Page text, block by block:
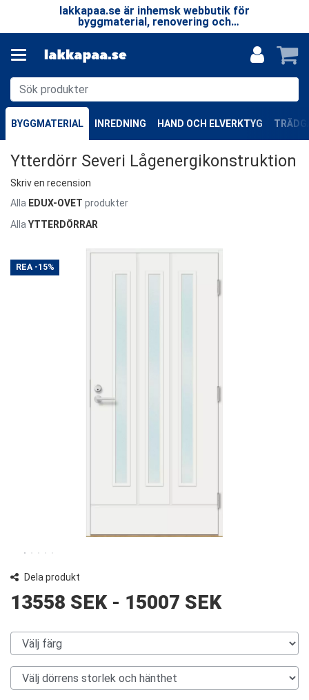
lakkapaa.se är inhemsk webbutik för
byggmaterial, renovering och
specialprodukter.
BYGGMATERIAL INREDNING HAND OCH ELVERKTYG
Ytterdörr Severi Lågenergikonstruktion
Skriv en recension
Alla EDUX-OVET produkter
Alla YTTERDÖRRAR
REA -15%
Dela produkt
13558 SEK- 15007 SEK
Välj färg
Välj dörrens storlek och hänthet